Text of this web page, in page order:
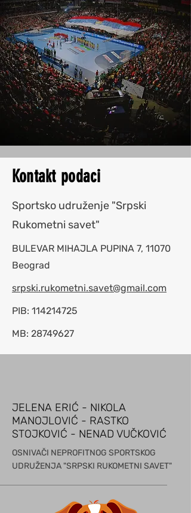
Kontakt podaci
Sportsko udruženje "Srpski
Rukometni savet"
BULEVAR MIHAJLA PUPINA 7, 11070
Beograd
srpski.rukometni.savet@gmail.com
PIB: 114214725
MB: 28749627
JELENA ERIĆ - NIKOLA
MANOJLOVIĆ - RASTKO
STOJKOVIĆ - NENAD VUČKOVIĆ
OSNIVAČI NEPROFITNOG SPORTSKOG
UDRUŽENJA "SRPSKI RUKOMETNI SAVET"